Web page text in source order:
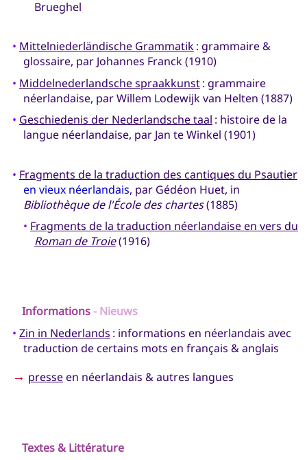
Brueghel
• Mittelniederländische Grammatik: grammaire &
glossaire, par Johannes Franck (1910)
• Middelnederlandsche spraakkunst: grammaire
néerlandaise, par Willem Lodewijk van Helten (1887)
• Geschiedenis der Nederlandsche taal : histoire de la
langue néerlandaise, par Jan te Winkel (1901)
• Fragments de la traduction des cantiques du Psautier
en vieux néerlandais, par Gédéon Huet, in
Bibliothèque de l'École des chartes(1885)
• Fragments de la traduction néerlandaise en vers du
Roman de Troie(1916)
Informations- Nieuws
• Zin in Nederlands : informations en néerlandais avec
traduction de certains mots en français & anglais
→ presseen néerlandais & autres langues
Textes & Littérature